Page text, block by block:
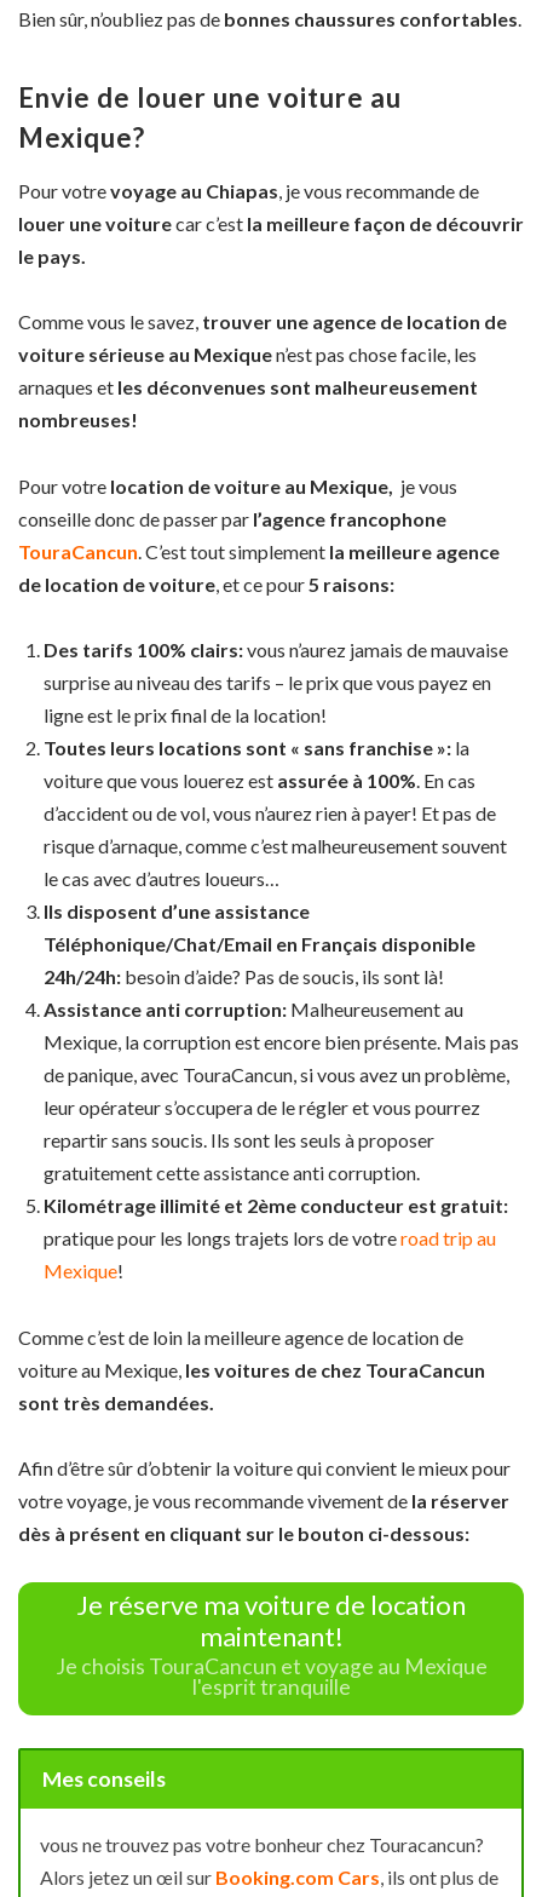
Bien sûr, n’oubliez pas de bonnes chaussures confortables.
Envie de louer une voiture au
Mexique?
Pour votrevoyage au Chiapas, je vous recommande de
louer une voiturecar c’est la meilleure façon de découvrir
le pays.
Comme vous le savez, trouver une agence de location de
voiture sérieuse au Mexiquen’est pas chose facile, les
arnaques et les déconvenues sont malheureusement
nombreuses!
Pour votre location de voiture au Mexique, je vous
conseille donc de passer par l’agence francophone
TouraCancun . C’est tout simplement la meilleure agence
de location de voiture , et ce pour 5 raisons:
Des tarifs 100% clairs:vous n’aurez jamais de mauvaise
surprise au niveau des tarifs – le prix que vous payez en
ligne est le prix final de la location!
Toutes leurs locations sont « sans franchise »: la
voiture que vous louerez est assurée à 100%. En cas
d’accident ou de vol, vous n’aurez rien à payer! Et pas de
risque d’arnaque, comme c’est malheureusement souvent
le cas avec d’autres loueurs…
Ils disposent d’une assistance
Téléphonique/Chat/Email en Français disponible
24h/24h: besoin d’aide? Pas de soucis, ils sont là!
Assistance anti corruption: Malheureusement au
Mexique, la corruption est encore bien présente. Mais pas
de panique, avec TouraCancun, si vous avez un problème,
leur opérateur s’occupera de le régler et vous pourrez
repartir sans soucis. Ils sont les seuls à proposer
gratuitement cette assistance anti corruption.
Kilométrage illimité et 2ème conducteur est gratuit:
pratique pour les longs trajets lors de votreroad trip au
Mexique!
Comme c’est de loin la meilleure agence de location de
voiture au Mexique, les voitures de chez TouraCancun
sont très demandées.
Afin d’être sûr d’obtenir la voiture qui convient le mieux pour
votre voyage, je vous recommande vivement de la réserver
dès à présent en cliquant sur le bouton ci-dessous:
Je réserve ma voiture de location
maintenant!
Je choisis TouraCancun et voyage au Mexique
l'esprit tranquille
Mes conseils
vous ne trouvez pas votre bonheur chez Touracancun?
Alors jetez un œil sur Booking.com Cars, ils ont plus de